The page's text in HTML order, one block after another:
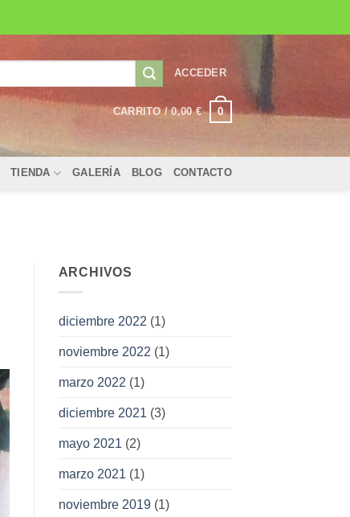
ACCEDER
CARRITO /0,00€ 0
TIENDA GALERÍA BLOG CONTACTO
ARCHIVOS
diciembre 2022 (1)
noviembre 2022 (1)
marzo 2022 (1)
diciembre 2021 (3)
mayo 2021 (2)
marzo 2021 (1)
noviembre 2019(1)